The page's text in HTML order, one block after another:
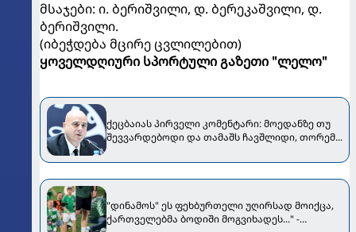
მსაჯები: ი. ბერიშვილი, დ. ბერეკაშვილი, დ.
ბერიშვილი.
(იბეჭდება მცირე ცვლილებით)
ყოველდღიური სპორტული გაზეთი "ლელო"
ქეცბაიას პირველი კომენტარი: მოედანზე თუ
შევვარდებოდი და თამაშს ჩავშლიდი, თორემ...
"დინამოს" ეს ფეხბურთელი უღირსად მოიქცა,
ქართველებმა ბოდიში მოგვიხადეს..." -